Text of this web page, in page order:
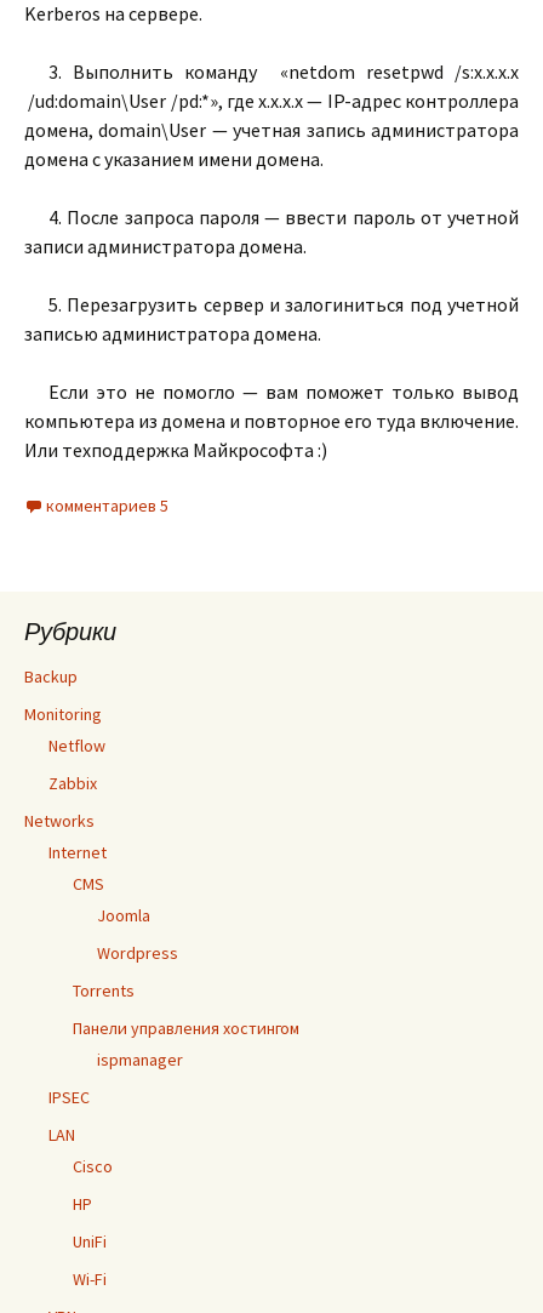
Kerberos на сервере.
3. Выполнить команду «netdom resetpwd /s:x.x.x.x
/ud:domain\User /pd:*», где x.x.x.x — IP-адрес контроллера
домена, domain\User — учетная запись администратора
домена с указанием имени домена.
4. После запроса пароля — ввести пароль от учетной
записи администратора домена.
5. Перезагрузить сервер и залогиниться под учетной
записью администратора домена.
Если это не помогло — вам поможет только вывод
компьютера из домена и повторное его туда включение.
Или техподдержка Майкрософта :)
комментариев 5
Рубрики
Backup
Monitoring
Netflow
Zabbix
Networks
Internet
CMS
Joomla
Wordpress
Torrents
Панели управления хостингом
ispmanager
IPSEC
LAN
Cisco
HP
UniFi
Wi-Fi